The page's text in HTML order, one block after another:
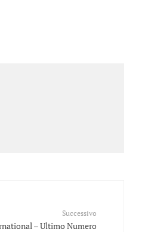
Successivo
– Ultimo Numero